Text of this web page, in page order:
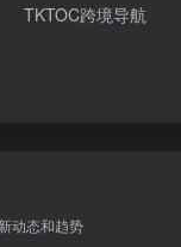
TKTOC跨境导航
动态和趋势